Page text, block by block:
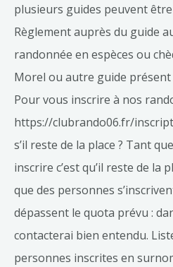
plusieurs guides peuvent
Règlement auprès du guide
randonnée en espèces ou
Morel ou autre guide
Pour vous inscrire à nos
https://clubrando06.fr/
s’il reste de la place ? Tant
inscrire c’est qu’il reste de la
que des personnes
dépassent le quota prévu :
contacterai bien entendu.
personnes inscrites en